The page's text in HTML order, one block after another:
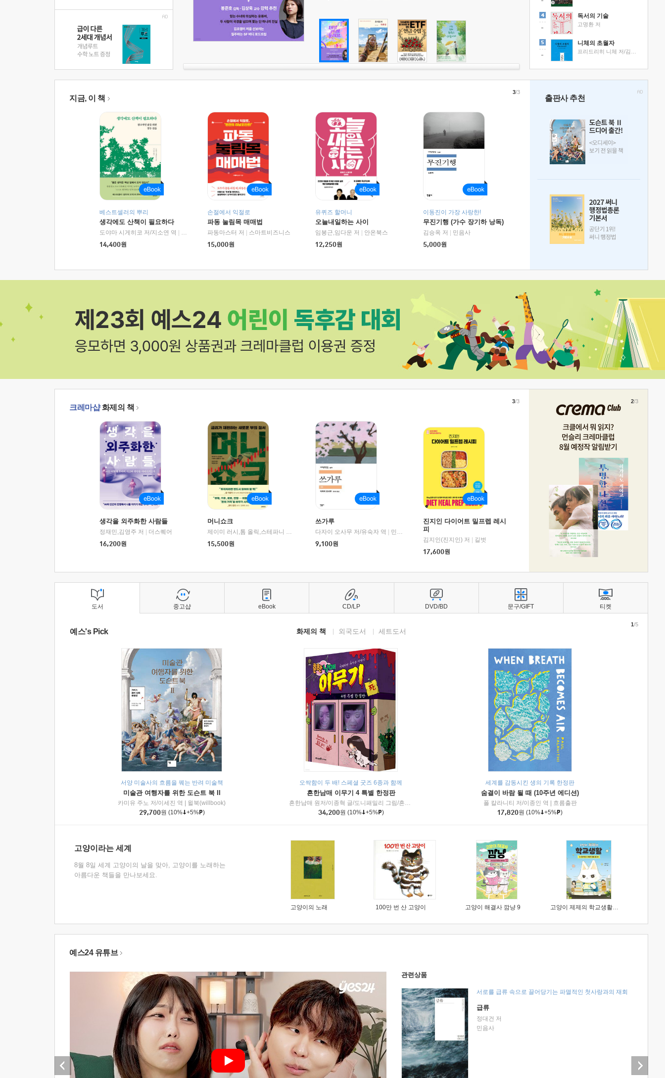
독서의 기술
고명환 저
니체의 초월자
지금, 이 책
베스트셀러의 뿌리
생각에도 산책이 필요하다
도야마 시게히코 저/지소연 역
알에이치코리아(RHK)
14,400원
손절에서 익절로
파동 눌림목 매매법
파동마스터 저
스마트비즈니스
15,000원
유퀴즈 할머니
오늘내일하는 사이
임봉근,임다운 저
안온북스
12,250원
이동진이 가장 사랑한!
무진기행 (가수 장기하 낭독)
김승옥 저
민음사
5,000원
3/3
출판사 추천
크레마샵화제의 책
생각을 외주화한 사람들
정재민,김영주 저
더스퀘어
16,200원
머니쇼크
제이미 러시,톰 올릭,스테파니 플랜더스 편저/임경은 역/박정호 감수 |
교보문고
15,500원
쓰가루
다자이 오사무 저/유숙자 역
민음사
9,100원
진지인 다이어트 밀프렙 레시
피
김지인(진지인) 저
길벗
17,600원
3/3 2/3
도서
예스's Pick 화제의 책 외국도서 세트도서
서양 미술사의 흐름을 꿰는 반려 미술책
미술관 여행자를 위한 도슨트 북 II
카미유 주노 저/이세진 역
윌북(willbook)
29,700원 (10% +5% )
오싹함이 두 배! 스페셜 굿즈 6종과 함께
흔한남매 이무기 4 특별 한정판
흔한남매 원저/이종혁 글/도니패밀리 그림/흔한컴퍼니 감수
미래엔아이세움
34,200원 (10% +5% )
세계를 감동시킨 생의 기록 한정판
숨결이 바람 될 때 (10주년 에디션)
폴 칼라니티 저/이종인 역
흐름출판
17,820원 (10% +5% )
1/5
고양이라는 세계
8월 8일 세계 고양이의 날을 맞아, 고양이를 노래하는
아름다운 책들을 만나보세요.
고양이의 노래 100만 번 산 고양이 고양이 해결사 깜냥 9 고양이 제제의 학교생활 1 : 초등학생이 이렇게 힘들 줄이야
중고샵 eBook CD/LP DVD/BD 문구/GIFT 티켓
예스24 유튜브
관련상품
서로를 급류 속으로 끌어당기는 파멸적인 첫사랑과의 재회
급류
정대건 저
민음사